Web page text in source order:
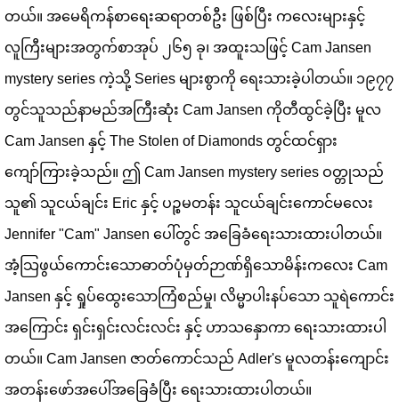
တယ်။ အမေရိကန်စာရေးဆရာတစ်ဦး ဖြစ်ပြီး ကလေးများနှင့်
လူကြီးများအတွက်စာအုပ် ၂၆၅ ခု၊ အထူးသဖြင့် Cam Jansen
mystery series ကဲ့သို့ Series များစွာကို ရေးသားခဲ့ပါတယ်။ ၁၉၇၇
တွင်သူသည်နာမည်အကြီးဆုံး Cam Jansen ကိုတီထွင်ခဲ့ပြီး မူလ
Cam Jansen နှင့် The Stolen of Diamonds တွင်ထင်ရှား
ကျော်ကြားခဲ့သည်။ ဤ Cam Jansen mystery series ဝတ္တုသည်
သူ၏ သူငယ်ချင်း Eric နှင့် ပဉ္စမတန်း သူငယ်ချင်းကောင်မလေး
Jennifer "Cam" Jansen ပေါ်တွင် အခြေခံရေးသားထားပါတယ်။
အံ့သြဖွယ်ကောင်းသောဓာတ်ပုံမှတ်ဉာဏ်ရှိသောမိန်းကလေး Cam
Jansen နှင့် ရှုပ်ထွေးသောကြံစည်မှု၊ လိမ္မာပါးနပ်သော သူရဲကောင်း
အကြောင်း ရှင်းရှင်းလင်းလင်း နှင့် ဟာသနှောကာ ရေးသားထားပါ
တယ်။ Cam Jansen ဇာတ်ကောင်သည် Adler's မူလတန်းကျောင်း
အတန်းဖော်အပေါ်အခြေခံပြီး ရေးသားထားပါတယ်။